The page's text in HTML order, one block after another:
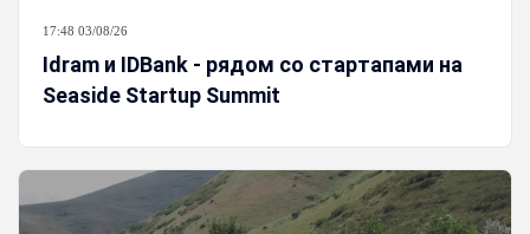
17:48 03/08/26
Idram и IDBank - рядом со стартапами на
Seaside Startup Summit